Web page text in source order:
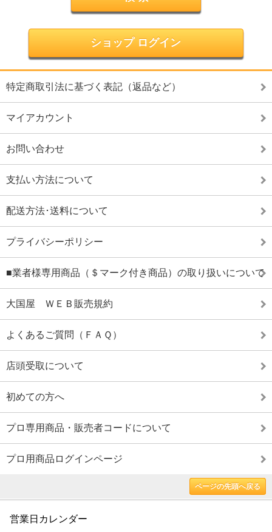
ショップ ログイン
特定商取引法に基づく表記（返品など）
マイアカウント
お問い合わせ
支払い方法について
配送方法･送料について
プライバシーポリシー
■業者様専用商品（＄マーク付き商品）の取り扱いについて
大国屋 ＷＥＢ販売規約
よくあるご質問（ＦＡＱ）
店頭受取について
初めての方へ
プロ専用商品・販売者コードについて
プロ用商品ログインページ
ページの先頭へ戻る
営業日カレンダー